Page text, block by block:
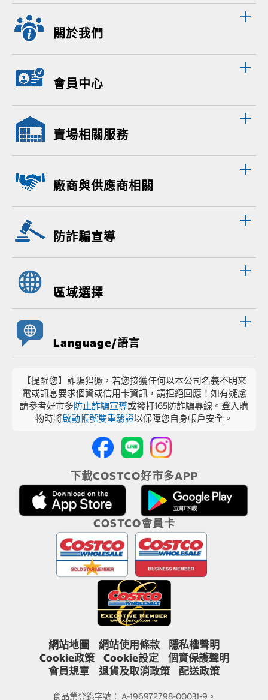
關於我們
會員中心
賣場相關服務
廠商與供應商相關
防詐騙宣導
區域選擇
Language/語言
【提醒您】詐騙猖獗，若您接獲任何以本公司名義不明來
電或訊息要求個資或信用卡資訊，請拒絕回應！如有疑慮
請參考好市多防止詐騙宣導或撥打165防詐騙專線。登入購
物時將啟動帳號雙重驗證以保障您自身帳戶安全。
下載COSTCO好市多APP
COSTCO會員卡
網站地圖 網站使用條款
隱私權聲明
Cookie政策
Cookie設定
個資保護聲明
會員規章
退貨及取消政策 配送政策
食品業登錄字號： A-196972798-00031-9。